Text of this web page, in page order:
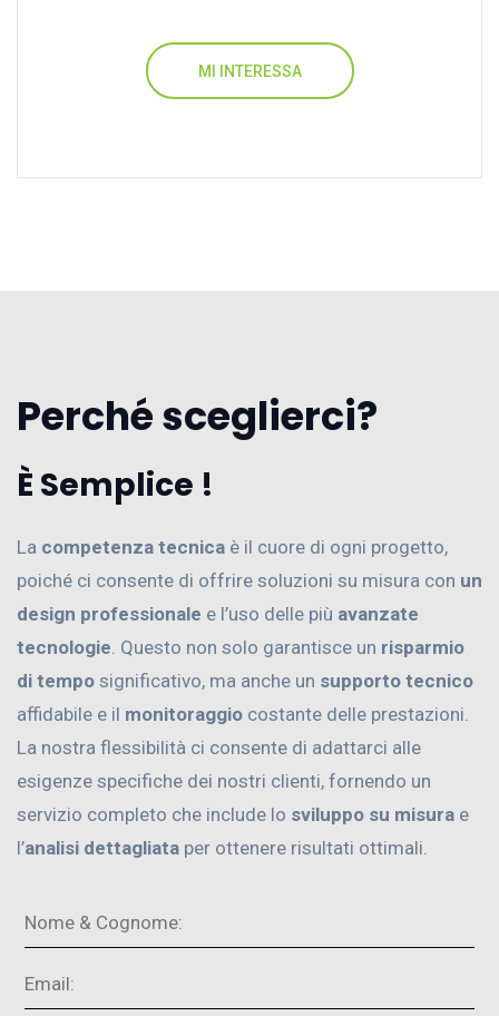
MI INTERESSA
Perché sceglierci?
È Semplice !
La competenza tecnica è il cuore di ogni progetto,
poiché ci consente di offrire soluzioni su misura con un
design professionale e l’uso delle più avanzate
tecnologie . Questo non solo garantisce un risparmio
di tempo significativo, ma anche un supporto tecnico
affidabile e il monitoraggio costante delle prestazioni.
La nostra flessibilità ci consente di adattarci alle
esigenze specifiche dei nostri clienti, fornendo un
servizio completo che include lo sviluppo su misura e
l’analisi dettagliata per ottenere risultati ottimali.